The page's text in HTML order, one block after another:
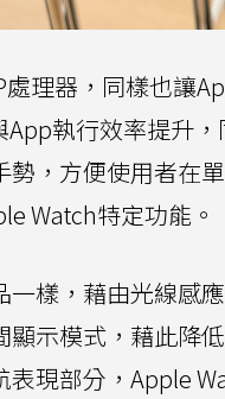
處理器，同樣也讓
App執行效率提升，
勢，方便使用者在
Watch特定功能。
一樣，藉由光線感
顯示模式，藉此降
表現部分，Apple